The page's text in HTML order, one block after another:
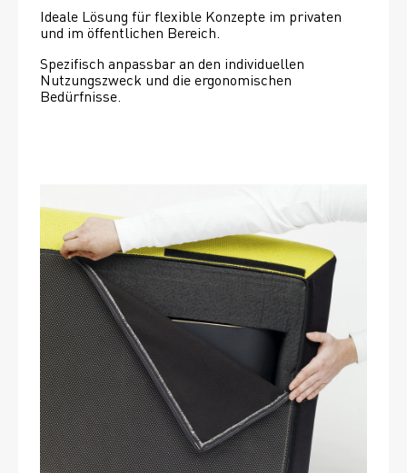
Ideale Lösung für flexible Konzepte im privaten
und im öffentlichen Bereich.
Spezifisch anpassbar an den individuellen
Nutzungszweck und die ergonomischen
Bedürfnisse.